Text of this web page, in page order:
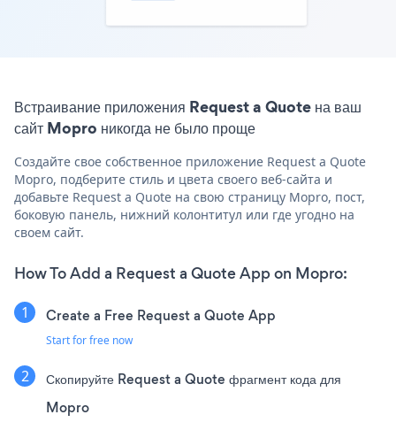
Встраивание приложения Request a Quote на ваш
сайт Mopro никогда не было проще
Создайте свое собственное приложение Request a Quote
Mopro, подберите стиль и цвета своего веб-сайта и
добавьте Request a Quote на свою страницу Mopro, пост,
боковую панель, нижний колонтитул или где угодно на
своем сайт.
How To Add a Request a Quote App on Mopro:
Create a Free Request a Quote App
Start for free now
Скопируйте Request a Quote фрагмент кода для
Mopro